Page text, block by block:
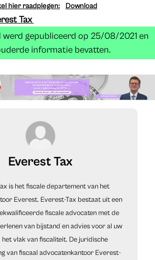
hier raadplegen: Download
Tax
gepubliceerd op 25/08/2021 en
informatie bevatten.
Everest Tax
is het fiscale departement van het
Everest. Everest-Tax bestaat uit een
fiscale advocaten met de
van bijstand en advies voor al uw
het vlak van fiscaliteit. De juridische
van fiscaal advocatenkantoor Everest-